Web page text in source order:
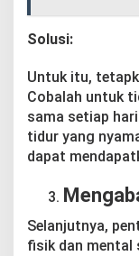
Solusi:
Untuk itu,
Cobalah untuk
sama setiap
tidur yang
dapat
Selanjutnya,
fisik dan mental